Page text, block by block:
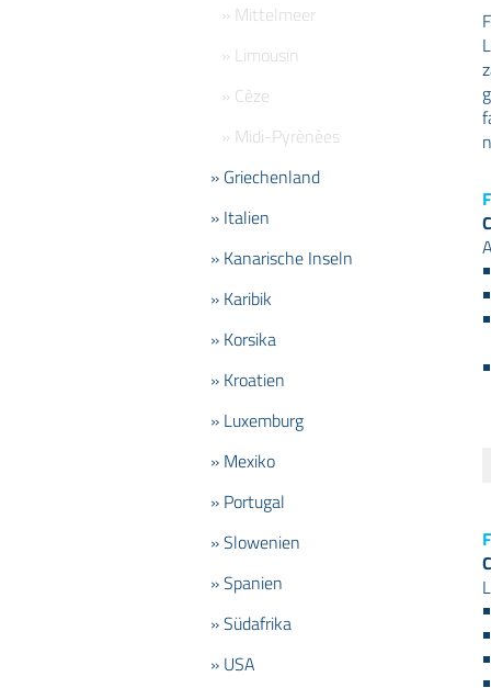
» Mittelmeer
» Limousin
» Cèze
» Midi-Pyrènèes
» Griechenland
» Italien
» Kanarische Inseln
» Karibik
» Korsika
» Kroatien
» Luxemburg
» Mexiko
» Portugal
» Slowenien
» Spanien
» Südafrika
» USA